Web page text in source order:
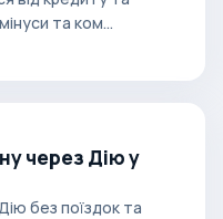
та ком...
через Дію у
без поїздок та